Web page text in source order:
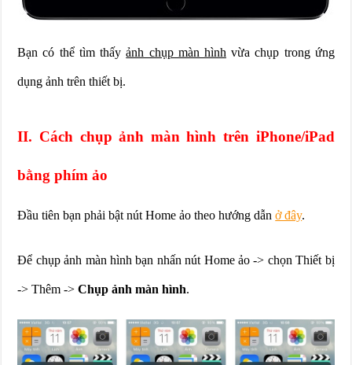
Bạn có thể tìm thấyảnh chụp màn hình vừa chụp trong ứng
dụng ảnh trên thiết bị.
II. Cách chụp ảnh màn hình trên iPhone/iPad
bằng phím ảo
Đầu tiên bạn phải bật nút Home ảo theo hướng dẫnở đây.
Để chụp ảnh màn hình bạn nhấn nút Home ảo -> chọn Thiết bị
-> Thêm ->Chụp ảnh màn hình.